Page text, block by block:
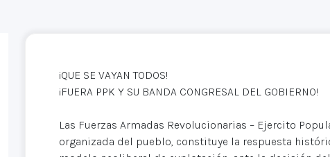
¡QUE SE VAYAN TODOS!
¡FUERA PPK Y SU BANDA CONGRESAL DEL GOBIERNO!
Las Fuerzas Armadas Revolucionarias – Ejercito
organizada del pueblo, constituye la respuesta